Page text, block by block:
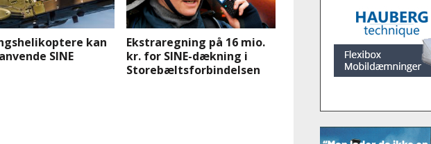
kan
SINE
Ekstraregning på 16 mio.
kr. for SINE-dækning i
Storebæltsforbindelsen